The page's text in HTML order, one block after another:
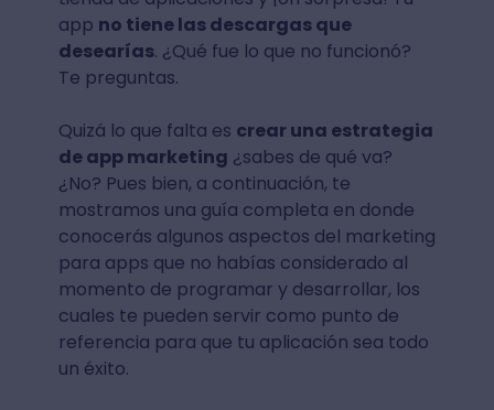
app no tiene las descargas que
desearías. ¿Qué fue lo que no funcionó?
Te preguntas.
Quizá lo que falta es crear una estrategia
de app marketing ¿sabes de qué va?
¿No? Pues bien, a continuación, te
mostramos una guía completa en donde
conocerás algunos aspectos del marketing
para apps que no habías considerado al
momento de programar y desarrollar, los
cuales te pueden servir como punto de
referencia para que tu aplicación sea todo
un éxito.